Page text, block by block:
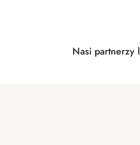
Nasi partnerzy